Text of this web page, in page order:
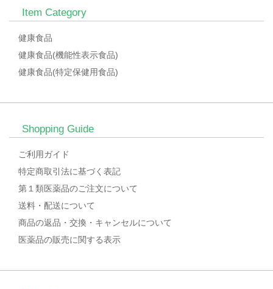
Item Category
健康食品
健康食品(機能性表示食品)
健康食品(特定保健用食品)
Shopping Guide
ご利用ガイド
特定商取引法に基づく表記
第１類医薬品のご注文について
送料・配送について
商品の返品・交換・キャンセルについて
医薬品の販売に関する表示